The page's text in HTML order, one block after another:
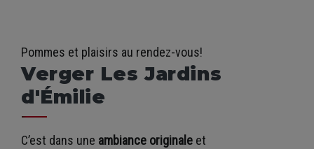
Pommes et plaisirs au rendez-vous!
Verger Les Jardins
d'Émilie
C’est dans une ambiance originale et